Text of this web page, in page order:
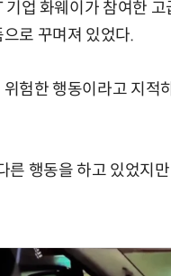
업 화웨이가 참여한
로 꾸며져 있었다.
험한 행동이라고 지적
른 행동을 하고 있었지